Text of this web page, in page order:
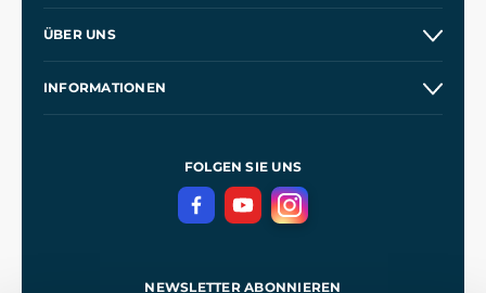
Kontakt
ÜBER UNS
INFORMATIONEN
DatenschutzerklärungFOLGEN SIE UNS
NEWSLETTER ABONNIEREN